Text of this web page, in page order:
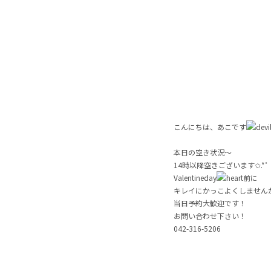
こんにちは、あこです
本日の空き状況〜
14時以降空きございます✩.*˚
Valentineday
前に
キレイにかっこよくしません
当日予約大歓迎です！
お問い合わせ下さい！
042-316-5206